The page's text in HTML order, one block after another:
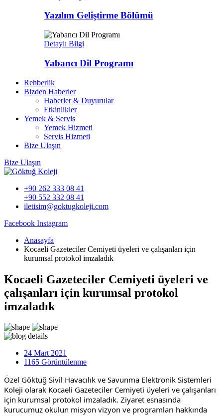
Yazılım Geliştirme Bölümü
Detaylı Bilgi
Yabancı Dil Programı
Rehberlik
Bizden Haberler
Haberler & Duyurular
Etkinlikler
Yemek & Servis
Yemek Hizmeti
Servis Hizmeti
Bize Ulaşın
Bize Ulaşın
+90 262 333 08 41
+90 552 332 08 41
iletisim@goktugkoleji.com
Facebook Instagram
Anasayfa
Kocaeli Gazeteciler Cemiyeti üyeleri ve çalışanları için
kurumsal protokol imzaladık
Kocaeli Gazeteciler Cemiyeti üyeleri ve
çalışanları için kurumsal protokol
imzaladık
24 Mart 2021
1165 Görüntülenme
Özel Göktuğ Sivil Havacılık ve Savunma Elektronik Sistemleri
Koleji olarak Kocaeli Gazeteciler Cemiyeti üyeleri ve çalışanları
için kurumsal protokol imzaladık. Ziyaret esnasında
kurucumuz okulun misyon vizyon ve programları hakkında